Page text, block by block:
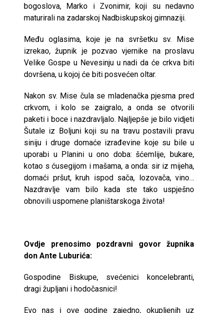
bogoslova, Marko i Zvonimir, koji su nedavno
maturirali na zadarskoj Nadbiskupskoj gimnaziji.
Među oglasima, koje je na svršetku sv. Mise
izrekao, župnik je pozvao vjernike na proslavu
Velike Gospe u Nevesinju u nadi da će crkva biti
dovršena, u kojoj će biti posvećen oltar.
Nakon sv. Mise čula se mladenačka pjesma pred
crkvom, i kolo se zaigralo, a onda se otvorili
paketi i boce i nazdravljalo. Najljepše je bilo vidjeti
Šutale iz Boljuni koji su na travu postavili pravu
siniju i druge domaće izrađevine koje su bile u
uporabi u Planini u ono doba: šćemlije, bukare,
kotao s ćusegijom i mašama, a onda: sir iz mijeha,
domaći pršut, kruh ispod sača, lozovača, vino…
Nazdravlje vam bilo kada ste tako uspješno
obnovili uspomene planištarskoga života!
Ovdje prenosimo pozdravni govor župnika
don Ante Luburića:
Gospodine Biskupe, svećenici koncelebranti,
dragi župljani i hodočasnici!
Evo nas i ove godine zajedno, okupljenih uz